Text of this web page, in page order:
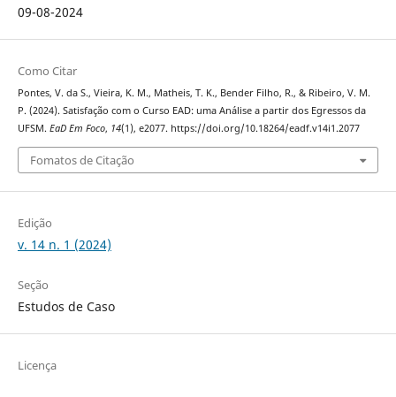
09-08-2024
Como Citar
Pontes, V. da S., Vieira, K. M., Matheis, T. K., Bender Filho, R., & Ribeiro, V. M.
P. (2024). Satisfação com o Curso EAD: uma Análise a partir dos Egressos da
UFSM. EaD Em Foco, 14(1), e2077. https://doi.org/10.18264/eadf.v14i1.2077
Fomatos de Citação
Edição
v. 14 n. 1 (2024)
Seção
Estudos de Caso
Licença